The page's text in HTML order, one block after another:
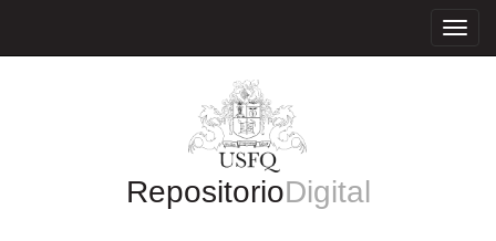
RepositorioDigital